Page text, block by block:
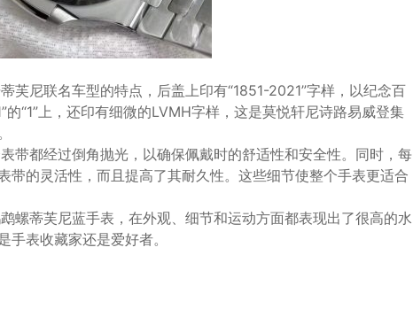
芙尼联名车型的特点，后盖上印有“1851-2021”字样，以纪念百
“1”上，还印有细微的LVMH字样，这是莫悦轩尼诗路易威登集
带都经过倒角抛光，以确保佩戴时的舒适性和安全性。同时，每
带的灵活性，而且提高了其耐久性。这些细节使整个手表更适合
螺蒂芙尼蓝手表，在外观、细节和运动方面都表现出了很高的水
表收藏家还是爱好者。